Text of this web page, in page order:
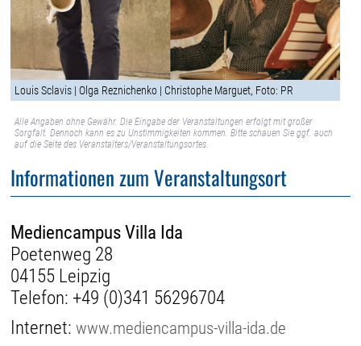
Louis Sclavis | Olga Reznichenko | Christophe Marguet, Foto: PR
Alle Angaben ohne Gewähr. Die Eingabe der Veranstaltungen erfolgt mit großer
Sorgfalt. Dennoch kann es zu Unstimmigkeiten kommen. Bitte schauen Sie ggf. auch
auf die Seite des Veranstalters/Veranstaltungsortes.
Informationen zum Veranstaltungsort
Mediencampus Villa Ida
Poetenweg 28
04155 Leipzig
Telefon: +49 (0)341 56296704
Internet:www.mediencampus-villa-ida.de